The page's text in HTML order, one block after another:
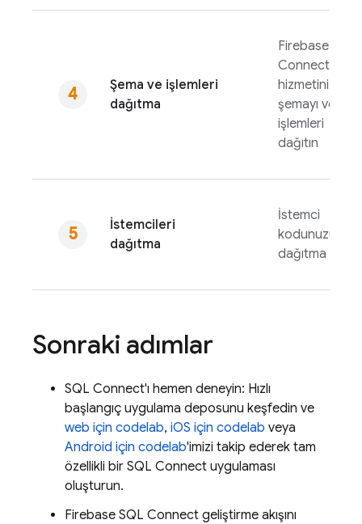
Şema ve işlemleri
dağıtma
Firebase SQL
Connect
hizmetiniz için
şemayı ve
işlemleri
dağıtın
İstemcileri
dağıtma
İstemci
kodunuzu
dağıtma
Sonraki adımlar
SQL Connect'ı hemen deneyin: Hızlı
başlangıç uygulama deposunu keşfedin ve
web için codelab, iOS için codelab veya
Android için codelab'imizi takip ederek tam
özellikli bir SQL Connect uygulaması
oluşturun.
Firebase SQL Connect geliştirme akışını